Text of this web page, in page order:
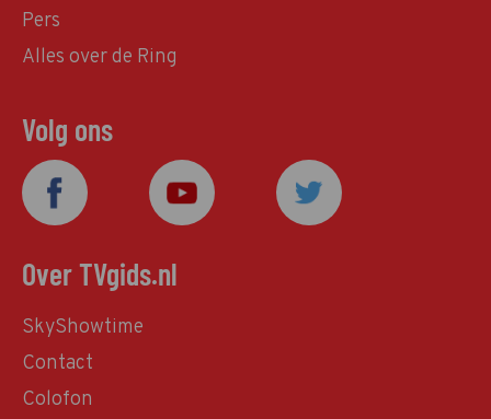
Pers
Alles over de Ring
Volg ons
Over TVgids.nl
SkyShowtime
Contact
Colofon